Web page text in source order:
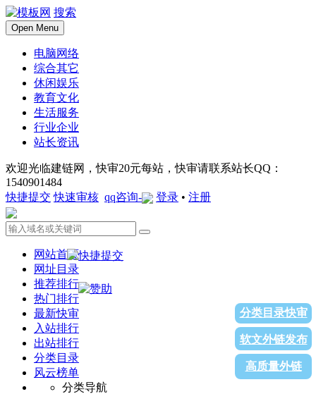
搜索
Open Menu
电脑网络
综合其它
休闲娱乐
教育文化
生活服务
行业企业
站长资讯
欢迎光临建链网，快审20元每站，快审请联系站长QQ：
1540901484
快捷提交 快速审核 qq咨询- 登录 • 注册
网站首页
网址目录
推荐排行
热门排行
最新快审
入站排行
出站排行
分类目录
风云榜单
分类导航
分类目录快审
软文外链发布
高质量外链